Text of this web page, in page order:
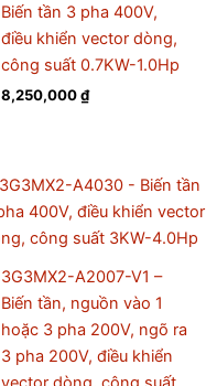
Biến tần 3 pha 400V,
điều khiển vector dòng,
công suất 0.7KW-1.0Hp
8,250,000₫
3G3MX2-A2007-V1 –
Biến tần, nguồn vào 1
hoặc 3 pha 200V, ngõ ra
3 pha 200V, điều khiển